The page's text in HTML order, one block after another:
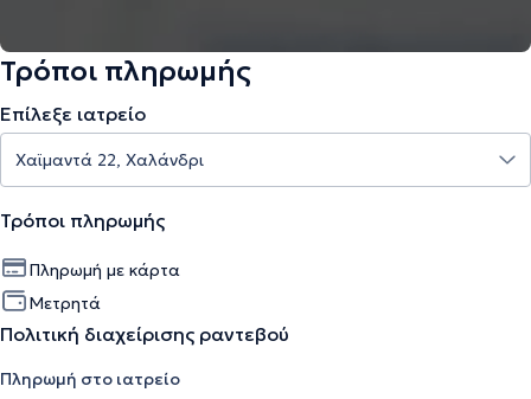
Τρόποι πληρωμής
Επίλεξε ιατρείο
Τρόποι πληρωμής
Πληρωμή με κάρτα
Μετρητά
Πολιτική διαχείρισης ραντεβού
Πληρωμή στο ιατρείο